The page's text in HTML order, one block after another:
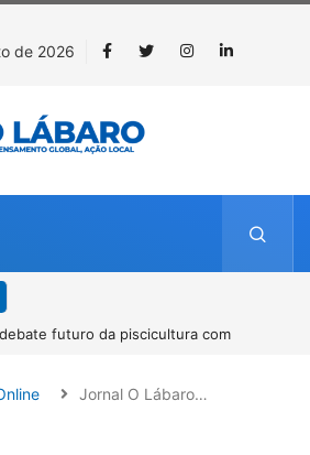
de 2026
futuro da piscicultura com
Jornal O Lábaro…